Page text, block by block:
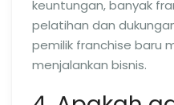
keuntungan, banyak
pelatihan dan
pemilik franchise baru
menjalankan bisnis.